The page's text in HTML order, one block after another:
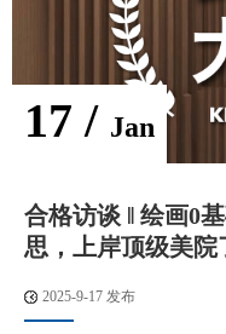
17 / Jan
合格访谈 ‖ 绘画0
思，上岸顶级美院
2025-9-17 发布